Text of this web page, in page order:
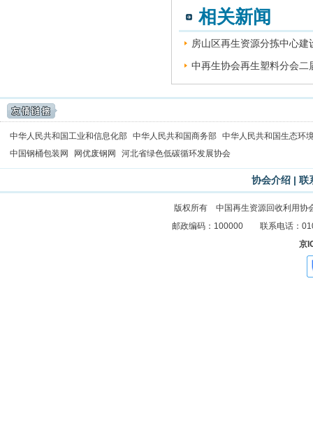
相关新闻
房山区再生资源分拣中心建
中再生协会再生塑料分会二
中华人民共和国工业和信息化部 中华人民共和国商务部 中华人民共和国生态环
中国钢桶包装网
网优废钢网 河北省绿色低碳循环发展协会
协会介绍 | 联
版权所有 中国再生资源回收利用
邮政编码：100000 联系电话：
京